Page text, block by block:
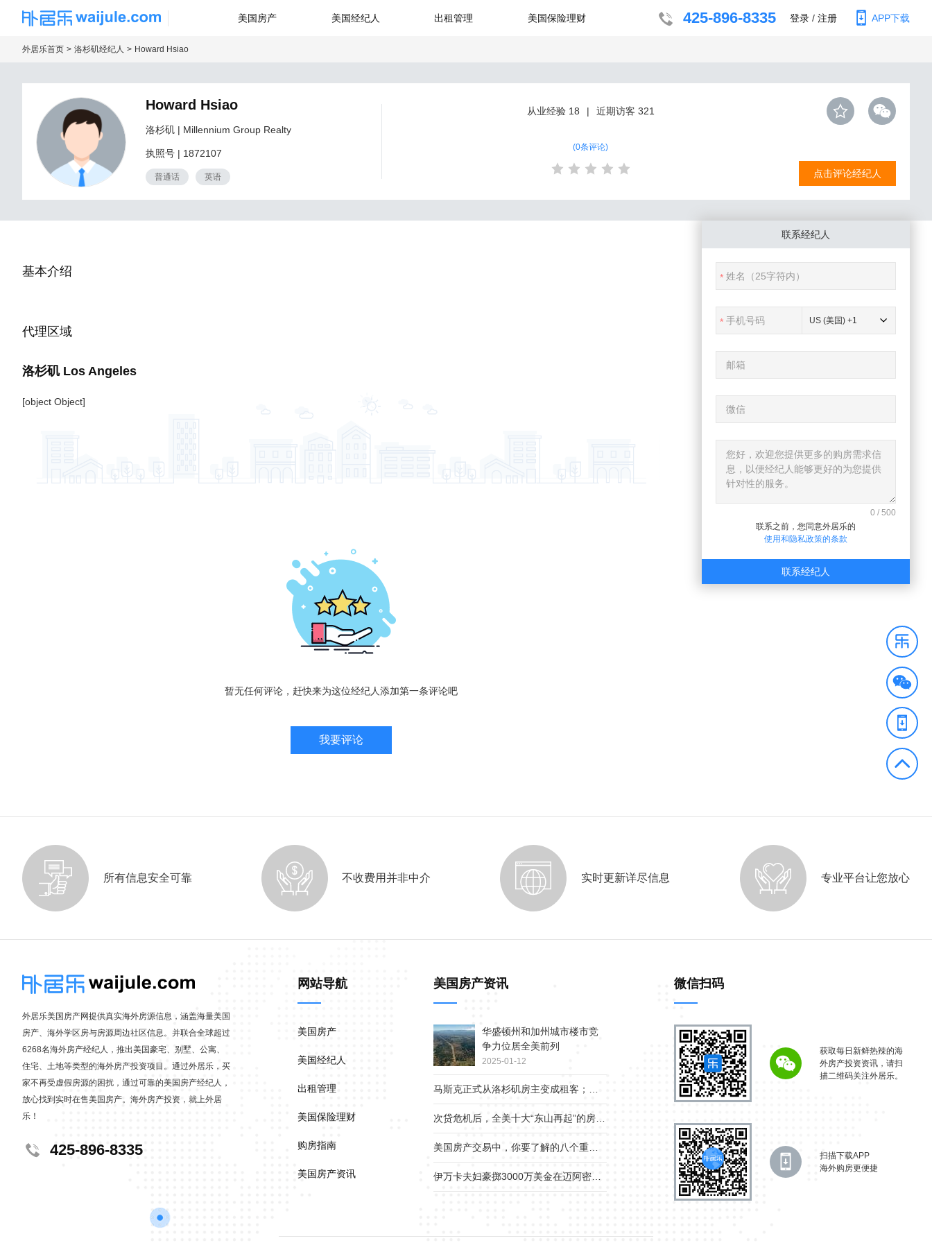
海外房产信息平台
美国房产 美国经纪人 出租管理 美国保险理财 425-896-8335 登录 / 注册 APP下载
外居乐首页 洛杉矶经纪人 Howard Hsiao
Howard Hsiao
洛杉矶 | Millennium Group Realty
执照号 | 1872107
普通话 英语
从业经验 18 近期访客 321
(0条评论)
点击评论经纪人
基本介绍
代理区域
洛杉矶 Los Angeles
[object Object]
暂无任何评论，赶快来为这位经纪人添加第一条评论吧
我要评论
联系经纪人
US (美国) +1
0 / 500
联系之前，您同意外居乐的
使用和隐私政策的条款
联系经纪人
所有信息安全可靠 不收费用并非中介 实时更新详尽信息 专业平台让您放心
外居乐美国房产网提供真实海外房源信息，涵盖海量美国
房产、海外学区房与房源周边社区信息。并联合全球超过
6268名海外房产经纪人，推出美国豪宅、别墅、公寓、
住宅、土地等类型的海外房产投资项目。通过外居乐，买
家不再受虚假房源的困扰，通过可靠的美国房产经纪人，
放心找到实时在售美国房产。海外房产投资，就上外居
乐！
425-896-8335
网站导航
美国房产
美国经纪人
出租管理
美国保险理财
购房指南
美国房产资讯
美国房产资讯
华盛顿州和加州城市楼市竞
争力位居全美前列
2025-01-12
微信扫码
获取每日新鲜热辣的海
外房产投资资讯，请扫
描二维码关注外居乐。
扫描下载APP
海外购房更便捷